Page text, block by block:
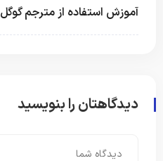
آموزش استفاده از مترجم گوگل Google Translate
دیدگاهتان را بنویسید